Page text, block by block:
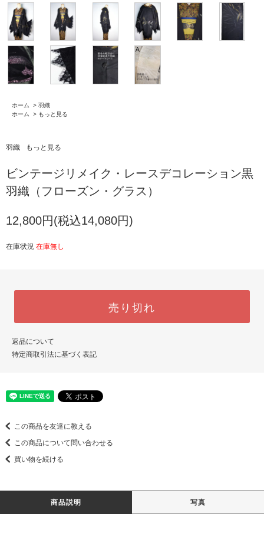
ホーム > 羽織
ホーム
> もっと見る
羽織 もっと見る
ビンテージリメイク・レースデコレーション黒
羽織（フローズン・グラス）
12,800円(税込14,080円)
在庫状況 在庫無し
売り切れ
返品について
特定商取引法に基づく表記
この商品を友達に教える
この商品について問い合わせる
買い物を続ける
商品説明 写真